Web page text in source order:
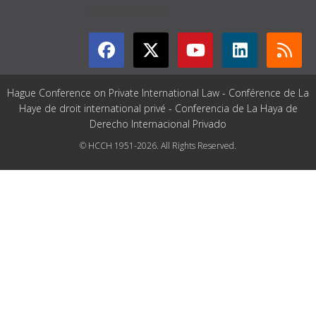
Hague Conference on Private International Law - Conférence de La
Haye de droit international privé - Conferencia de La Haya de
Derecho Internacional Privado
© HCCH 1951-2026. All Rights Reserved.